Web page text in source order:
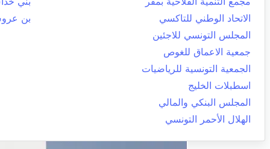
الاتحاد الوطني للتاكسي
بن
المجلس التونسي للاجئين
جمعية الاعماق للغوص
الجمعية التونسية للرياضيات
اسطبلات الخليج
المجلس البنكي والمالي
الهلال الأحمر التونسي